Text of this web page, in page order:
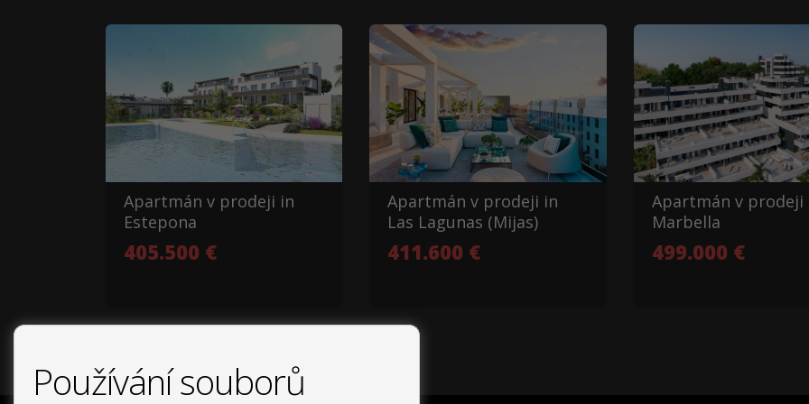
Apartmán v prodeji in
Estepona
405.500 €
Apartmán v prodeji in
Las Lagunas (Mijas)
411.600 €
Apartmán v prodeji
Marbella
499.000 €
Používání souborů